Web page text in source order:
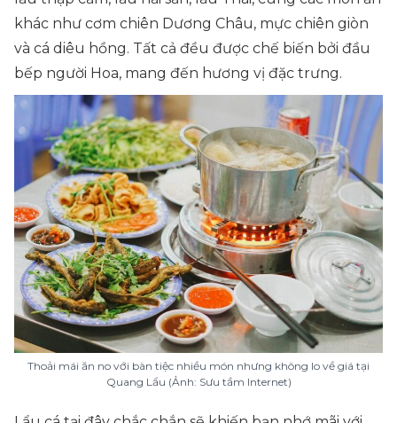
khác như cơm chiên Dương Châu, mực chiên giòn
và cá diêu hồng. Tất cả đều được chế biến bởi đầu
bếp người Hoa, mang đến hương vị đặc trưng.
Thoải mái ăn no với bàn tiệc nhiều món nhưng không lo về giá tại
Quang Lẩu (Ảnh: Sưu tầm Internet)